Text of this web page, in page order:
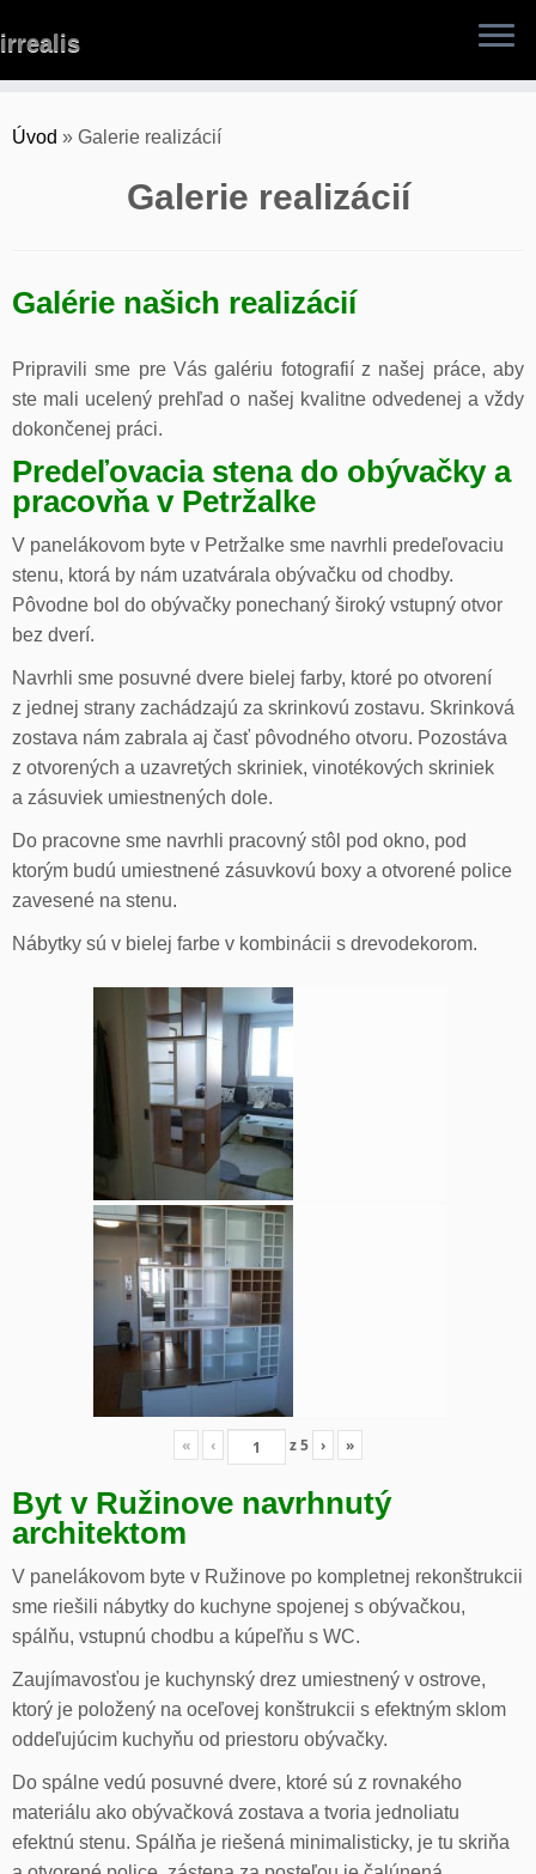
to
irrealis
Úvod » Galerie realizácií
Galerie realizácií
Galérie našich realizácií
Pripravili sme pre Vás galériu fotografií z našej práce, aby
ste mali ucelený prehľad o našej kvalitne odvedenej a vždy
dokončenej práci.
Predeľovacia stena do obývačky a
pracovňa v Petržalke
V panelákovom byte v Petržalke sme navrhli predeľovaciu
stenu, ktorá by nám uzatvárala obývačku od chodby.
Pôvodne bol do obývačky ponechaný široký vstupný otvor
bez dverí.
Navrhli sme posuvné dvere bielej farby, ktoré po otvorení
z jednej strany zachádzajú za skrinkovú zostavu. Skrinková
zostava nám zabrala aj časť pôvodného otvoru. Pozostáva
z otvorených a uzavretých skriniek, vinotékových skriniek
a zásuviek umiestnených dole.
Do pracovne sme navrhli pracovný stôl pod okno, pod
ktorým budú umiestnené zásuvkovú boxy a otvorené police
zavesené na stenu.
Nábytky sú v bielej farbe v kombinácii s drevodekorom.
« ‹ z5 › »
Byt v Ružinove navrhnutý
architektom
V panelákovom byte v Ružinove po kompletnej rekonštrukcii
sme riešili nábytky do kuchyne spojenej s obývačkou,
spálňu, vstupnú chodbu a kúpeľňu s WC.
Zaujímavosťou je kuchynský drez umiestnený v ostrove,
ktorý je položený na oceľovej konštrukcii s efektným sklom
oddeľujúcim kuchyňu od priestoru obývačky.
Do spálne vedú posuvné dvere, ktoré sú z rovnakého
materiálu ako obývačková zostava a tvoria jednoliatu
efektnú stenu. Spálňa je riešená minimalisticky, je tu skriňa